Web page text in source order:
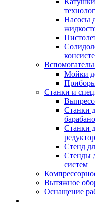
Насосы
Мойки
Станки и
Станки
Станки
Стенд
Стенды
систем
Вытяжное
Оснащение